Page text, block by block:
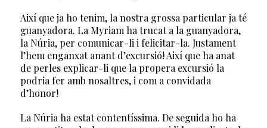
Així que ja ho tenim, la nostra grossa particular ja té
guanyadora. La Myriam ha trucat a la guanyadora,
la Núria, per comunicar-li i felicitar-la. Justament
l’hem enganxat anant d’excursió! Així que ha anat
de perles explicar-li que la propera excursió la
podria fer amb nosaltres, i com a convidada
d’honor!
La Núria ha estat contentíssima. De seguida ho ha